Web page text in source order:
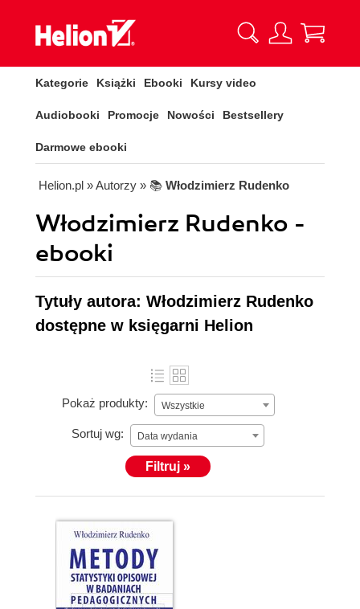
Kategorie Książki Ebooki Kursy video
Audiobooki Promocje Nowości Bestsellery
Darmowe ebooki
Helion.pl » Autorzy » 📚 Włodzimierz Rudenko
Włodzimierz Rudenko -
ebooki
Tytuły autora: Włodzimierz Rudenko
dostępne w księgarni Helion
Pokaż produkty: Wszystkie
Sortuj wg: Data wydania
Filtruj »